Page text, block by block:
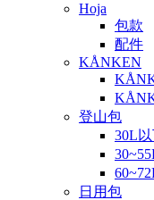
Hoja
包款
配件
KÅNKEN
登山包
30L
日用包